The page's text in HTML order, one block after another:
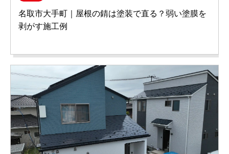
名取市大手町｜屋根の錆は塗装で直る？弱い塗膜を
剥がす施工例